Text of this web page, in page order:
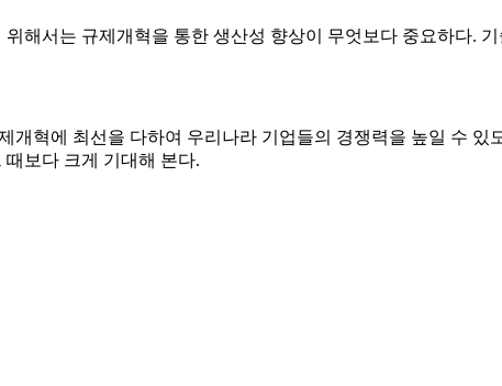
해서는 규제개혁을 통한 생산성 향상이 무엇보다 중요하다.
개혁에 최선을 다하여 우리나라 기업들의 경쟁력을 높일 수
보다 크게 기대해 본다.